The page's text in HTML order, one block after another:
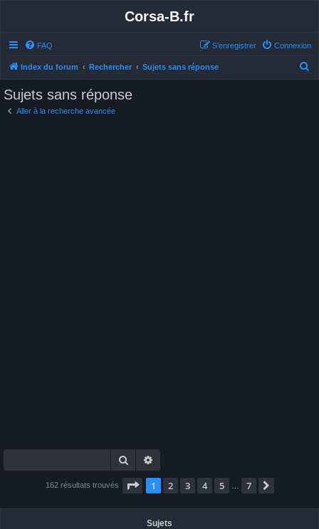
Corsa-B.fr
FAQ Connexion
S’enregistrer
Index du forum Rechercher Sujets sans réponse
Sujets sans réponse
Aller à la recherche avancée
Rechercher
162 résultats trouvés Page 1sur7
1 2 3 4 5 7
Sujets